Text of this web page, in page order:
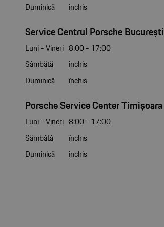
Duminică
închis
Service Centrul Porsche București
Luni - Vineri 8:00 - 17:00
Sâmbătă
închis
Duminică
închis
Porsche Service Center Timișoara
Luni - Vineri 8:00 - 17:00
Sâmbătă
închis
Duminică
închis